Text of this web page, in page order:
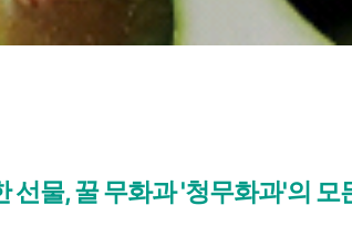
선물, 꿀 무화과 '청무화과'의 모